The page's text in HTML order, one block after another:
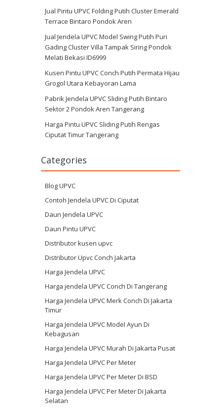
Jual Pintu UPVC Folding Putih Cluster Emerald
Terrace Bintaro Pondok Aren
Jual Jendela UPVC Model Swing Putih Puri
Gading Cluster Villa Tampak Siring Pondok
Melati Bekasi ID6999
Kusen Pintu UPVC Conch Putih Permata Hijau
Grogol Utara Kebayoran Lama
Pabrik Jendela UPVC Sliding Putih Bintaro
Sektor 2 Pondok Aren Tangerang
Harga Pintu UPVC Sliding Putih Rengas
Ciputat Timur Tangerang
Categories
Blog UPVC
Contoh Jendela UPVC Di Ciputat
Daun Jendela UPVC
Daun Pintu UPVC
Distributor kusen upvc
Distributor Upvc Conch Jakarta
Harga Jendela UPVC
Harga jendela UPVC Conch Di Tangerang
Harga Jendela UPVC Merk Conch Di Jakarta
Timur
Harga Jendela UPVC Model Ayun Di
Kebagusan
Harga Jendela UPVC Murah Di Jakarta Pusat
Harga Jendela UPVC Per Meter
Harga Jendela UPVC Per Meter Di BSD
Harga Jendela UPVC Per Meter Di Jakarta
Selatan